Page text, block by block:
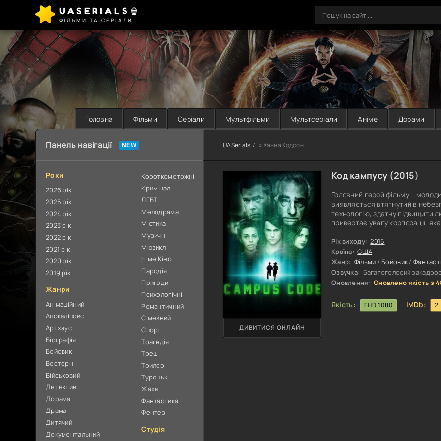
UASERIALS🍿
ФІЛЬМИ ТА СЕРІАЛИ
Головна Фільми Серіали Мультфільми Мультсеріали Аніме Дорами
UASerials » Ханна Ходсон
Код кампусу (2015)
Головний герой фільму –
виявляється втягнутий в
технологію, здатну підвищити
привертає увагу корпорації,
смертельно небезпечної
свої вміння і знання для
Рік виходу: 2015
Країна: США
Жанр: Фільми / Бойовик/
Озвучка: Багатоголосий
Оновлення: Оновлено якість з
Якість: FHD 1080 IMDb:
ДИВИТИСЯ ОНЛАЙН
Панель навігації
Роки
2026 рік
2025 рік
2024 рік
2023 рік
2022 рік
2021 рік
2020 рік
2019 рік
Жанри
Анімаційний
Апокаліпсис
Артхаус
Біографія
Бойовик
Вестерн
Військовий
Детектив
Дорама
Драма
Дитячий
Документальний
Короткометржні
Кримінал
ЛГБТ
Мелодрама
Містика
Музичні
Мюзикл
Німе Кіно
Пародія
Пригоди
Психологічні
Романтичний
Сімейний
Спорт
Трагедія
Треш
Трилер
Турецькі
Жахи
Фантастика
Фентезі
Студія